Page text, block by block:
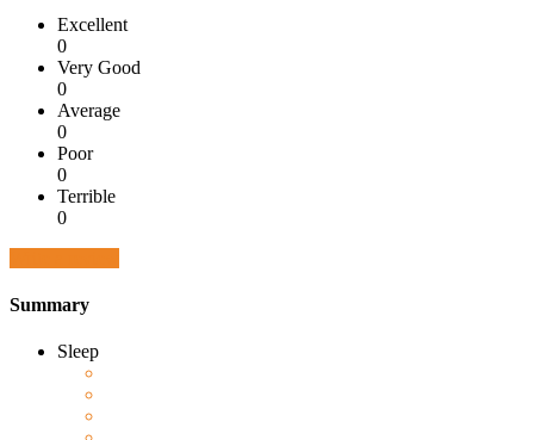
Excellent
0
Very Good
0
Average
0
Poor
0
Terrible
0
Summary
Sleep